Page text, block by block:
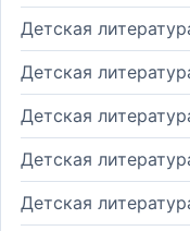
Детская
Детская
Детская
Детская
Детская